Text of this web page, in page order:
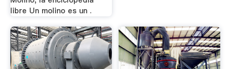
libre Un molino es un .